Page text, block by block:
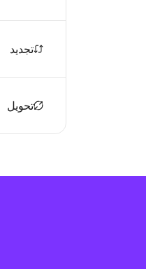
تجديد
تحويل